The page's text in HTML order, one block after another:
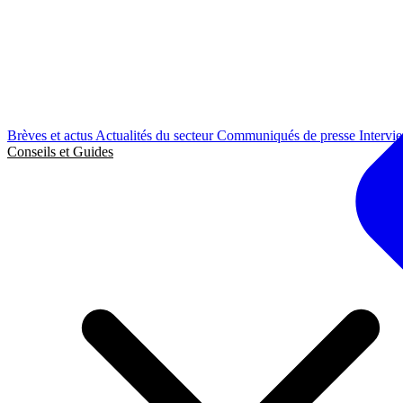
Brèves et actus Actualités du secteurCommuniqués de presse
Conseils et Guides